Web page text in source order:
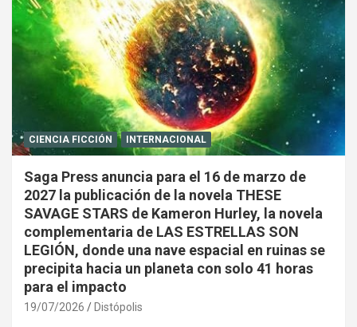
CIENCIA FICCIÓN INTERNACIONAL
Saga Press anuncia para el 16 de marzo de
2027 la publicación de la novela THESE
SAVAGE STARS de Kameron Hurley, la novela
complementaria de LAS ESTRELLAS SON
LEGIÓN, donde una nave espacial en ruinas se
precipita hacia un planeta con solo 41 horas
para el impacto
19/07/2026 Distópolis